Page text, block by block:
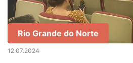
Rio Grande do Norte
12.07.2024